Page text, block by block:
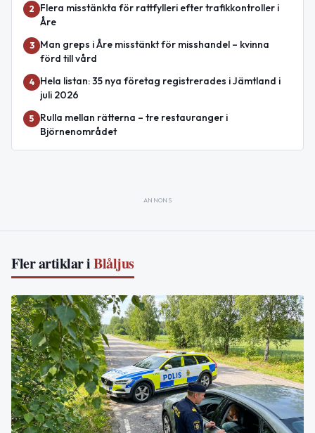
2
Flera misstänkta för rattfylleri efter trafikkontroller i
Åre
3
Man greps i Åre misstänkt för misshandel – kvinna
förd till vård
4
Hela listan: 35 nya företag registrerades i Jämtland i
juli 2026
5
Rulla mellan rätterna – tre restauranger i
Björnenområdet
ANNONS
Fler artiklar iBlåljus